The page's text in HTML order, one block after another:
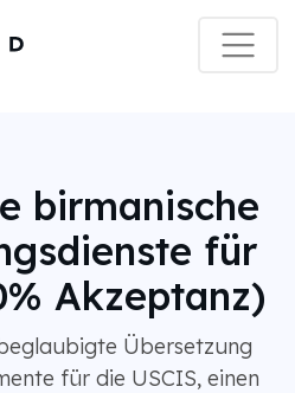
birmanische
für
Akzeptanz)
Übersetzung
für die USCIS, einen